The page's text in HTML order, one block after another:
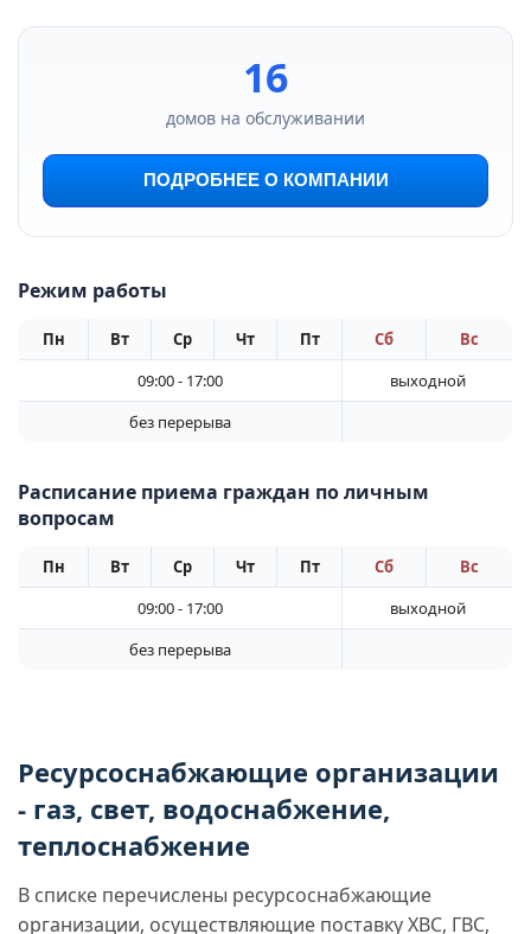
16
домов на обслуживании
ПОДРОБНЕЕ О КОМПАНИИ
Режим работы
Пн Вт Ср Чт Пт Сб
Вс
09:00 - 17:00
выходной
без перерыва
Расписание приема граждан по личным
вопросам
Пн Вт Ср Чт Пт Сб
Вс
09:00 - 17:00
выходной
без перерыва
Ресурсоснабжающие организации
- газ, свет, водоснабжение,
теплоснабжение
В списке перечислены ресурсоснабжающие
организации, осуществляющие поставку ХВС, ГВС,